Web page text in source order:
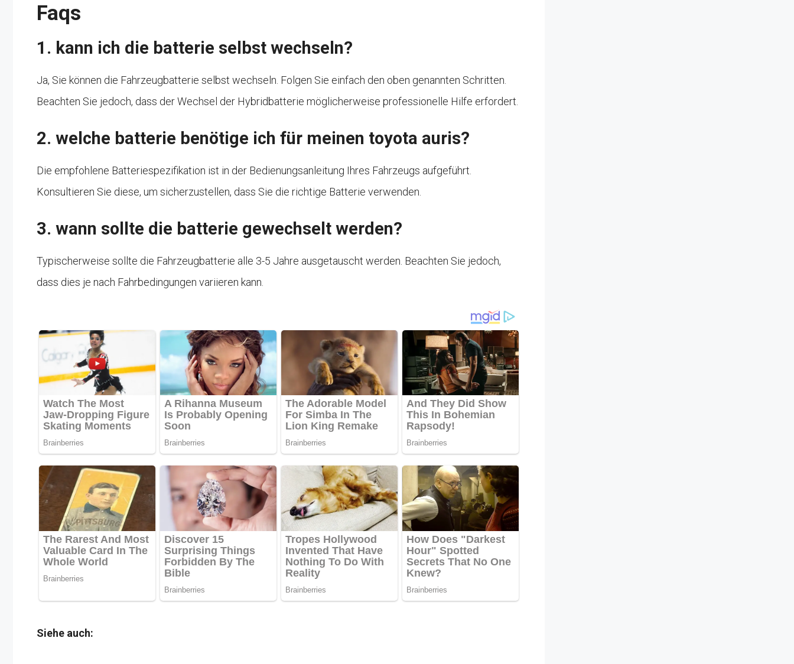
Faqs
1. kann ich die batterie selbst wechseln?
Ja, Sie können die Fahrzeugbatterie selbst wechseln. Folgen Sie einfach den oben genannten Schritten.
Beachten Sie jedoch, dass der Wechsel der Hybridbatterie möglicherweise professionelle Hilfe erfordert.
2. welche batterie benötige ich für meinen toyota auris?
Die empfohlene Batteriespezifikation ist in der Bedienungsanleitung Ihres Fahrzeugs aufgeführt.
Konsultieren Sie diese, um sicherzustellen, dass Sie die richtige Batterie verwenden.
3. wann sollte die batterie gewechselt werden?
Typischerweise sollte die Fahrzeugbatterie alle 3-5 Jahre ausgetauscht werden. Beachten Sie jedoch,
dass dies je nach Fahrbedingungen variieren kann.
Siehe auch: